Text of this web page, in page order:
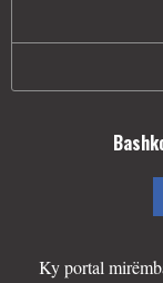
Ky portal